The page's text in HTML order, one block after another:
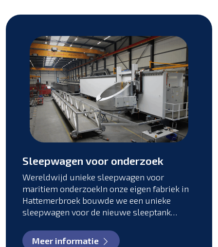
Sleepwagen voor onderzoek
Wereldwijd unieke sleepwagen voor
maritiem onderzoekIn onze eigen fabriek in
Hattemerbroek bouwde we een unieke
sleepwagen voor de nieuwe sleeptank…
Meer informatie